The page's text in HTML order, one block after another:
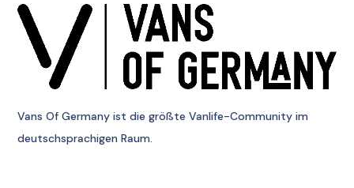
Vans Of Germany ist die größte Vanlife-Community im
deutschsprachigen Raum.